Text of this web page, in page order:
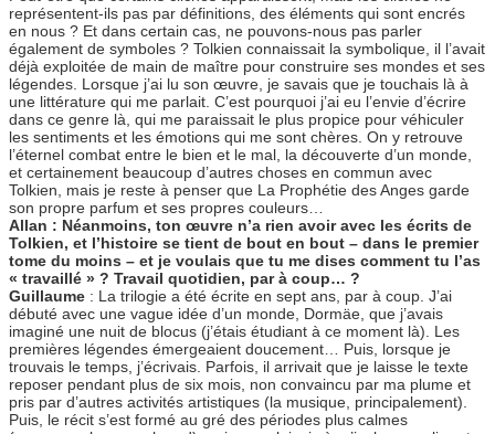
représentent-ils pas par définitions, des éléments qui sont encrés
en nous ? Et dans certain cas, ne pouvons-nous pas parler
également de symboles ? Tolkien connaissait la symbolique, il l’avait
déjà exploitée de main de maître pour construire ses mondes et ses
légendes. Lorsque j’ai lu son œuvre, je savais que je touchais là à
une littérature qui me parlait. C’est pourquoi j’ai eu l’envie d’écrire
dans ce genre là, qui me paraissait le plus propice pour véhiculer
les sentiments et les émotions qui me sont chères. On y retrouve
l’éternel combat entre le bien et le mal, la découverte d’un monde,
et certainement beaucoup d’autres choses en commun avec
Tolkien, mais je reste à penser que La Prophétie des Anges garde
son propre parfum et ses propres couleurs…
Allan : Néanmoins, ton œuvre n’a rien avoir avec les écrits de
Tolkien, et l’histoire se tient de bout en bout – dans le premier
tome du moins – et je voulais que tu me dises comment tu l’as
« travaillé » ? Travail quotidien, par à coup… ?
Guillaume : La trilogie a été écrite en sept ans, par à coup. J’ai
débuté avec une vague idée d’un monde, Dormäe, que j’avais
imaginé une nuit de blocus (j’étais étudiant à ce moment là). Les
premières légendes émergeaient doucement… Puis, lorsque je
trouvais le temps, j’écrivais. Parfois, il arrivait que je laisse le texte
reposer pendant plus de six mois, non convaincu par ma plume et
pris par d’autres activités artistiques (la musique, principalement).
Puis, le récit s’est formé au gré des périodes plus calmes